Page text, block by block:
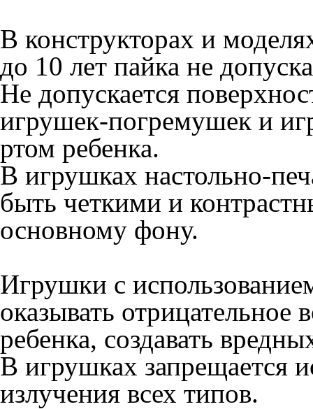
В конструкторах и
до 10 лет пайка не
Не допускается
игрушек-погремушек и
ртом ребенка.
В игрушках настольно-
быть четкими и
основному фону.
Игрушки с
оказывать отрицательное
ребенка, создавать
В игрушках запрещается
излучения всех типов.